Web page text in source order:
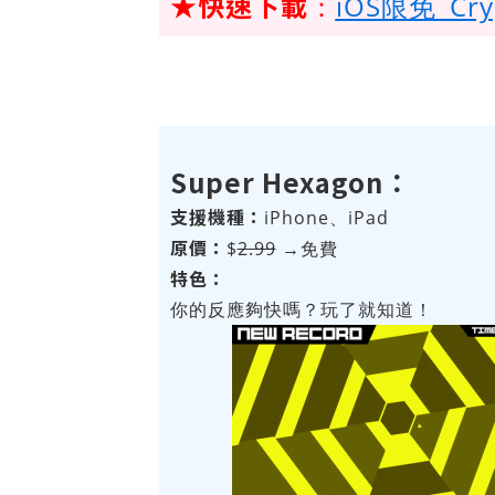
Super Hexagon：
支援機種： iPhone、iPad
原價： $2.99→免費
特色：
你的反應夠快嗎？玩了就知道！